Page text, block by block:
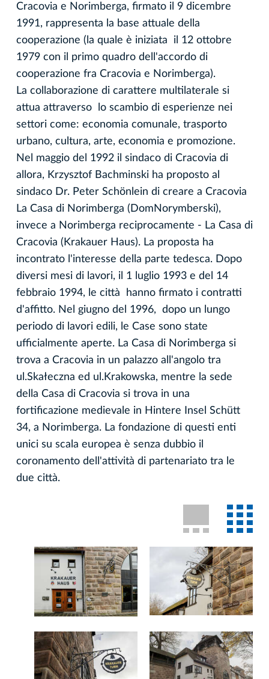
Cracovia e Norimberga, firmato il 9 dicembre
1991, rappresenta la base attuale della
cooperazione (la quale è iniziata il 12 ottobre
1979 con il primo quadro dell'accordo di
cooperazione fra Cracovia e Norimberga).
La collaborazione di carattere multilaterale si
attua attraverso lo scambio di esperienze nei
settori come: economia comunale, trasporto
urbano, cultura, arte, economia e promozione.
Nel maggio del 1992 il sindaco di Cracovia di
allora, Krzysztof Bachminski ha proposto al
sindaco Dr. Peter Schönlein di creare a Cracovia
La Casa di Norimberga (DomNorymberski),
invece a Norimberga reciprocamente - La Casa di
Cracovia (Krakauer Haus). La proposta ha
incontrato l'interesse della parte tedesca. Dopo
diversi mesi di lavori, il 1 luglio 1993 e del 14
febbraio 1994, le città hanno firmato i contratti
d'affitto. Nel giugno del 1996, dopo un lungo
periodo di lavori edili, le Case sono state
ufficialmente aperte. La Casa di Norimberga si
trova a Cracovia in un palazzo all'angolo tra
ul.Skałeczna ed ul.Krakowska, mentre la sede
della Casa di Cracovia si trova in una
fortificazione medievale in Hintere Insel Schütt
34, a Norimberga. La fondazione di questi enti
unici su scala europea è senza dubbio il
coronamento dell'attività di partenariato tra le
due città.